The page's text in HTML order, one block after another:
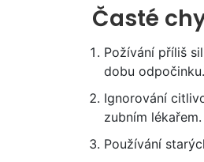
Časté
Požívání příliš
dobu odpočinku.
Ignorování
zubním lékařem.
Používání